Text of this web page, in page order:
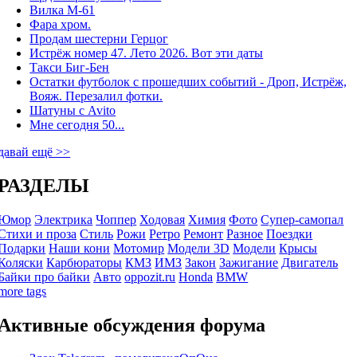
Вилка М-61
Фара хром.
Продам шестерни Герцог
Истрёж номер 47. Лето 2026. Вот эти даты
Такси Биг-Бен
Остатки футболок с прошедших событий - Дроп, Истрёж,
Вояж. Перезалил фотки.
Шатуны с Avito
Мне сегодня 50...
ещё >>
Электрика Чоппер Ходовая Химия Фото Супер-самопал
и проза Стиль Рожи Ретро Ремонт Разное Поездки
Наши кони Мотомир Модели 3D Модели Крысы
Карбюраторы КМЗ ИМЗ Закон Зажигание Двигатель
про байки Авто oppozit.ru Honda BMW
tags
обсуждения форума